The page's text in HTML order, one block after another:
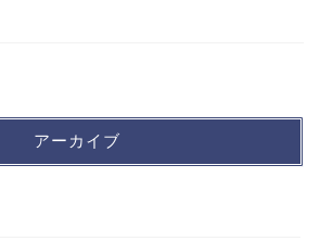
アーカイブ